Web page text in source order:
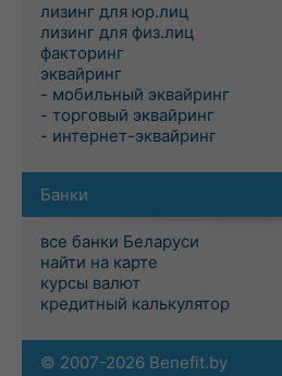
лизинг для юр.лиц
лизинг для физ.лиц
факторинг
эквайринг
- мобильный эквайринг
- торговый эквайринг
- интернет-эквайринг
Банки
все банки Беларуси
найти на карте
курсы валют
кредитный калькулятор
© 2007-2026 Benefit.by